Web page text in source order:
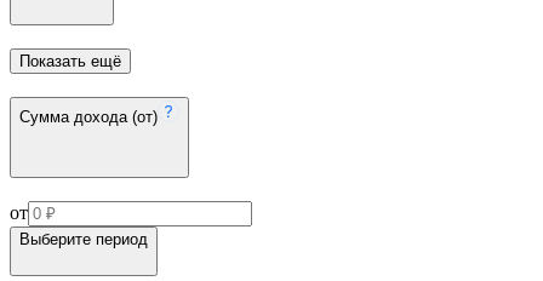
Показать ещё
Сумма дохода (от)
от
Выберите период